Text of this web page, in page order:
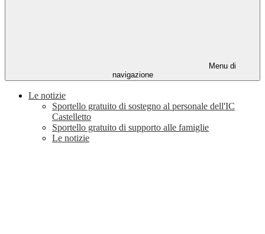
Menu di
navigazione
Le notizie
Sportello gratuito di sostegno al personale dell'IC
Castelletto
Sportello gratuito di supporto alle famiglie
Le notizie